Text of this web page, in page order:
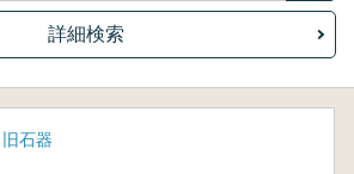
詳細検索
旧石器